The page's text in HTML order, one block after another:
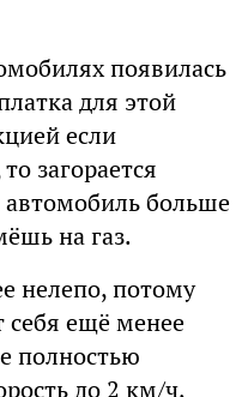
появилась
для этой
если
загорается
больше
на газ.
нелепо, потому
себя ещё менее
полностью
до 2 км/ч,